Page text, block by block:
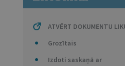
ATVĒRT DOKUMENTU
Grozītais
Izdoti saskaņā ar